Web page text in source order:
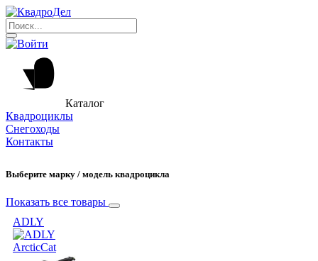
Каталог
Квадроциклы
Снегоходы
Контакты
Выберите марку / модель квадроцикла
Показать все товары
ADLY
ArcticCat